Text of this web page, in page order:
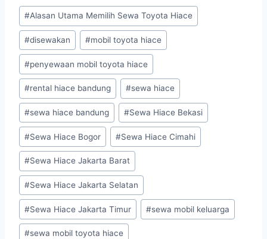
Post
Tags:
#Alasan Utama Memilih Sewa Toyota Hiace
#disewakan #mobil toyota hiace
#penyewaan mobil toyota hiace
#rental hiace bandung #sewa hiace
#sewa hiace bandung #Sewa Hiace Bekasi
#Sewa Hiace Bogor #Sewa Hiace Cimahi
#Sewa Hiace Jakarta Barat
#Sewa Hiace Jakarta Selatan
#Sewa Hiace Jakarta Timur #sewa mobil keluarga
#sewa mobil toyota hiace